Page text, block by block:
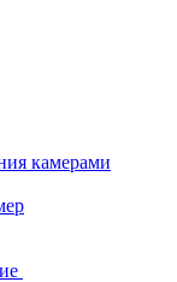
камерами